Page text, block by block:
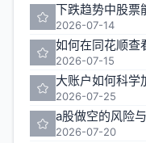
下跌趋势中股票
2026-07-14
如何在同花顺查
2026-07-15
大账户如何科学
2026-07-25
a股做空的风险
2026-07-20